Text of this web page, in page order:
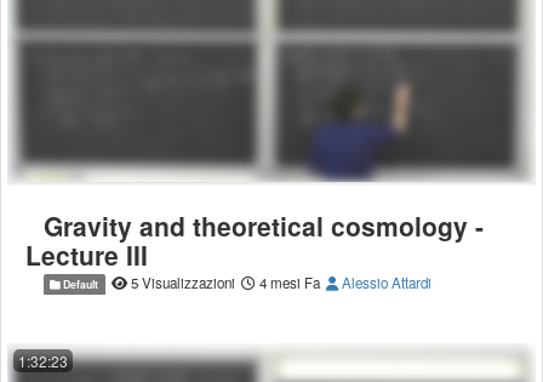
Gravity and theoretical cosmology -
Lecture III
Default 5 Visualizzazioni 4 mesi Fa Alessio Attardi
1:32:23